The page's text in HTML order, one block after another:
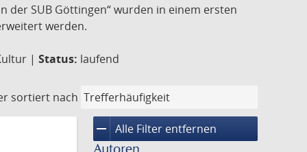
SUB Göttingen“ wurden in einem ersten
werden.
| Status: laufend
sortiert nach
remove Alle Filter entfernen